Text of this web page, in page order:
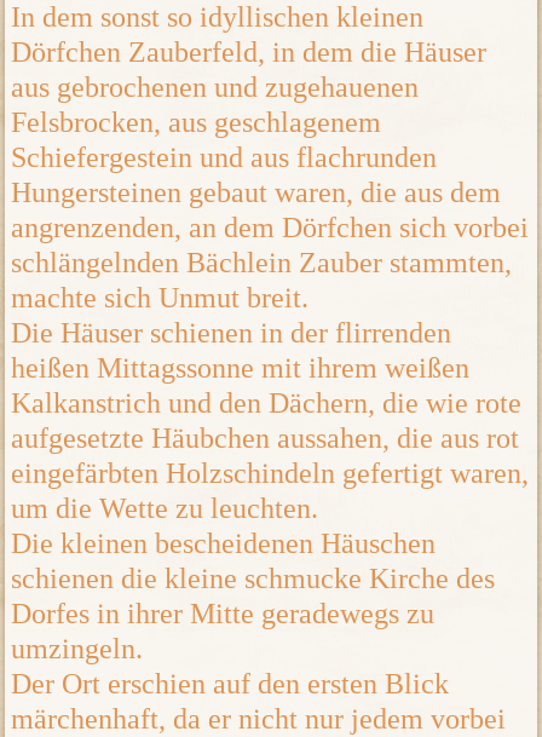
In dem sonst so idyllischen kleinen
Dörfchen Zauberfeld, in dem die Häuser
aus gebrochenen und zugehauenen
Felsbrocken, aus geschlagenem
Schiefergestein und aus flachrunden
Hungersteinen gebaut waren, die aus dem
angrenzenden, an dem Dörfchen sich vorbei
schlängelnden Bächlein Zauber stammten,
machte sich Unmut breit.
Die Häuser schienen in der flirrenden
heißen Mittagssonne mit ihrem weißen
Kalkanstrich und den Dächern, die wie rote
aufgesetzte Häubchen aussahen, die aus rot
eingefärbten Holzschindeln gefertigt waren,
um die Wette zu leuchten.
Die kleinen bescheidenen Häuschen
schienen die kleine schmucke Kirche des
Dorfes in ihrer Mitte geradewegs zu
umzingeln.
Der Ort erschien auf den ersten Blick
märchenhaft, da er nicht nur jedem vorbei